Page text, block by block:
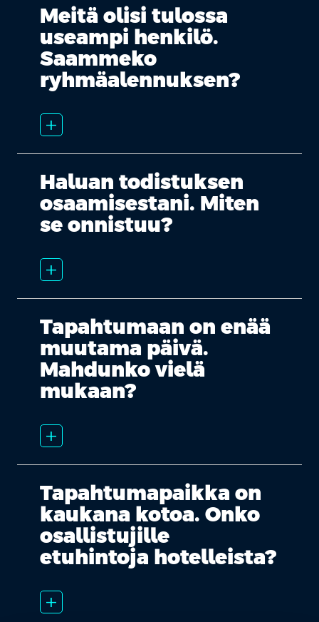
Meitä olisi tulossa
useampi henkilö.
Saammeko
ryhmäalennuksen?
add_2
Haluan todistuksen
osaamisestani. Miten
se onnistuu?
add_2
Tapahtumaan on enää
muutama päivä.
Mahdunko vielä
mukaan?
add_2
Tapahtumapaikka on
kaukana kotoa. Onko
osallistujille
etuhintoja hotelleista?
add_2